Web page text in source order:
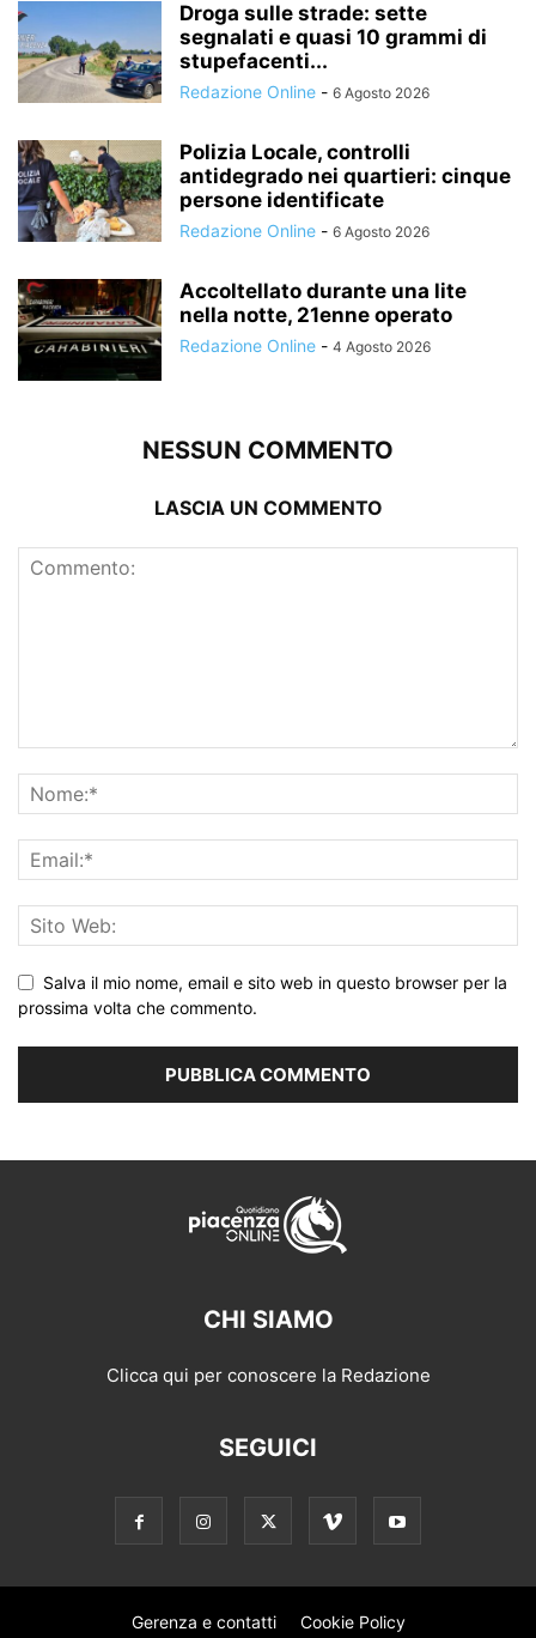
Droga sulle strade: sette
segnalati e quasi 10 grammi di
stupefacenti...
Redazione Online - 6 Agosto 2026
Polizia Locale, controlli
antidegrado nei quartieri: cinque
persone identificate
Redazione Online - 6 Agosto 2026
Accoltellato durante una lite
nella notte, 21enne operato
Redazione Online - 4 Agosto 2026
NESSUN COMMENTO
LASCIA UN COMMENTO
Salva il mio nome, email e sito web in questo browser per la
prossima volta che commento.
CHI SIAMO
Clicca qui per conoscere la Redazione
SEGUICI
Gerenza e contatti Cookie Policy